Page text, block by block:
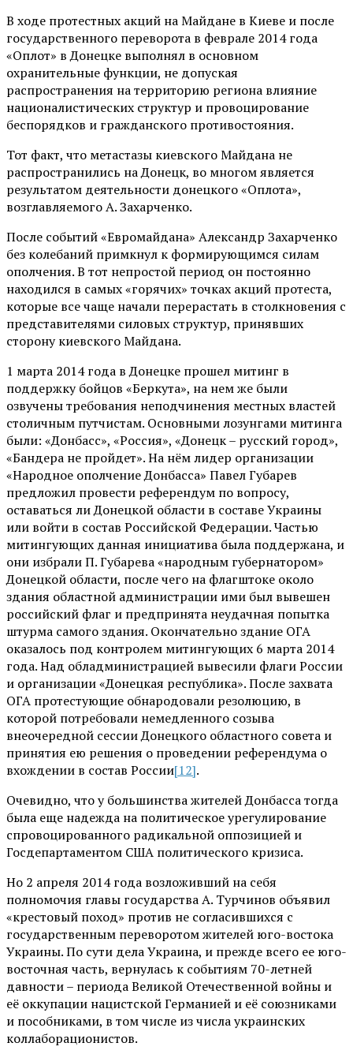
В ходе протестных акций на Майдане в Киеве и после
государственного переворота в феврале 2014 года
«Оплот» в Донецке выполнял в основном
охранительные функции, не допуская
распространения на территорию региона влияние
националистических структур и провоцирование
беспорядков и гражданского противостояния.
Тот факт, что метастазы киевского Майдана не
распространились на Донецк, во многом является
результатом деятельности донецкого «Оплота»,
возглавляемого А. Захарченко.
После событий «Евромайдана» Александр Захарченко
без колебаний примкнул к формирующимся силам
ополчения. В тот непростой период он постоянно
находился в самых «горячих» точках акций протеста,
которые все чаще начали перерастать в столкновения с
представителями силовых структур, принявших
сторону киевского Майдана.
1 марта 2014 года в Донецке прошел митинг в
поддержку бойцов «Беркута», на нем же были
озвучены требования неподчинения местных властей
столичным путчистам. Основными лозунгами митинга
были: «Донбасс», «Россия», «Донецк – русский город»,
«Бандера не пройдет». На нём лидер организации
«Народное ополчение Донбасса» Павел Губарев
предложил провести референдум по вопросу,
оставаться ли Донецкой области в составе Украины
или войти в состав Российской Федерации. Частью
митингующих данная инициатива была поддержана, и
они избрали П. Губарева «народным губернатором»
Донецкой области, после чего на флагштоке около
здания областной администрации ими был вывешен
российский флаг и предпринята неудачная попытка
штурма самого здания. Окончательно здание ОГА
оказалось под контролем митингующих 6 марта 2014
года. Над обладминистрацией вывесили флаги России
и организации «Донецкая республика». После захвата
ОГА протестующие обнародовали резолюцию, в
которой потребовали немедленного созыва
внеочередной сессии Донецкого областного совета и
принятия ею решения о проведении референдума о
вхождении в состав России[12].
Очевидно, что у большинства жителей Донбасса тогда
была еще надежда на политическое урегулирование
спровоцированного радикальной оппозицией и
Госдепартаментом США политического кризиса.
Но 2 апреля 2014 года возложивший на себя
полномочия главы государства А. Турчинов объявил
«крестовый поход» против не согласившихся с
государственным переворотом жителей юго-востока
Украины. По сути дела Украина, и прежде всего ее юго-
восточная часть, вернулась к событиям 70-летней
давности – периода Великой Отечественной войны и
её оккупации нацистской Германией и её союзниками
и пособниками, в том числе из числа украинских
коллаборационистов.